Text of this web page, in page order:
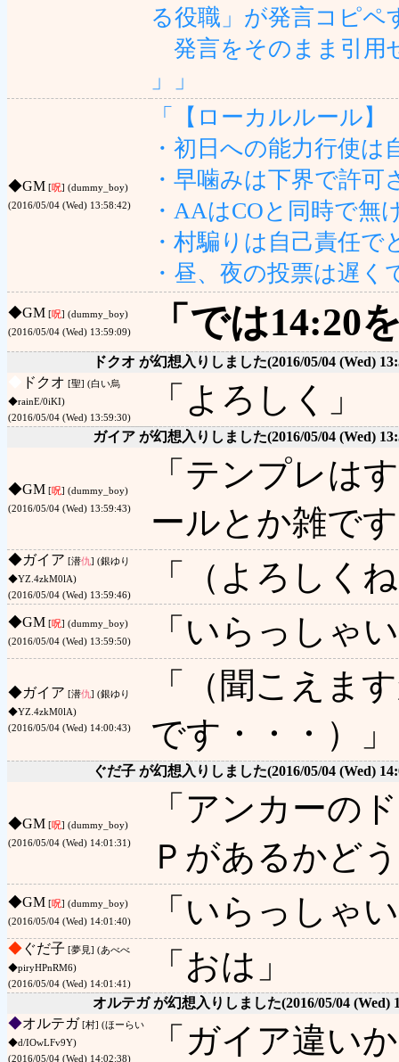
る役職」が発言コピ
発言をそのまま引用
」」
◆GM [呪] (dummy_boy)
(2016/05/04 (Wed) 13:58:42)
「【ローカルルール】
・初日への能力行使は
・早噛みは下界で許
・AAはCOと同時で無
・村騙りは自己責任で
・昼、夜の投票は遅く
◆GM [呪] (dummy_boy)
(2016/05/04 (Wed) 13:59:09)
「では14:20
ドクオ が幻想入りしました(2016/05/04 (Wed)
ドクオ [聖] (白い烏
◆rainE/0iKI)
(2016/05/04 (Wed) 13:59:30)
「よろしく」
ガイア が幻想入りしました(2016/05/04 (Wed)
◆GM [呪] (dummy_boy)
(2016/05/04 (Wed) 13:59:43)
「テンプレは
ールとか雑で
◆ガイア [潜仇] (銀ゆり
◆YZ.4zkM0lA)
(2016/05/04 (Wed) 13:59:46)
「（よろしく
◆GM [呪] (dummy_boy)
(2016/05/04 (Wed) 13:59:50)
「いらっしゃ
◆ガイア [潜仇] (銀ゆり
◆YZ.4zkM0lA)
(2016/05/04 (Wed) 14:00:43)
「（聞こえま
です・・・）」
ぐだ子 が幻想入りしました(2016/05/04 (Wed)
◆GM [呪] (dummy_boy)
(2016/05/04 (Wed) 14:01:31)
「アンカーの
Ｐがあるかど
◆GM [呪] (dummy_boy)
(2016/05/04 (Wed) 14:01:40)
「いらっしゃ
◆ぐだ子 [夢見] (あべべ
◆piryHPnRM6)
(2016/05/04 (Wed) 14:01:41)
「おは」
オルテガ が幻想入りしました(2016/05/04 (Wed)
◆オルテガ [村] (ほーらい
◆d/IOwLFv9Y)
(2016/05/04 (Wed) 14:02:38)
「ガイア違い